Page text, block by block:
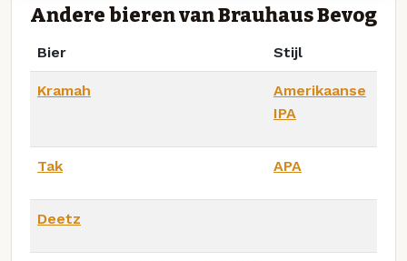
Andere bieren van Brauhaus Bevog
Bier Stijl
Kramah
Amerikaanse
IPA
Tak APA
Deetz